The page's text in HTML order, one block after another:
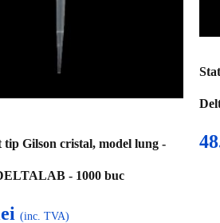
Gilson cristal, model lung -
- 1000 buc
(inc. TVA)